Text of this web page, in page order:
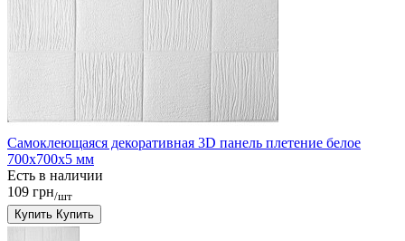
Самоклеющаяся декоративная 3D панель плетение белое
700x700x5 мм
Есть в наличии
109 грн/шт
Купить Купить